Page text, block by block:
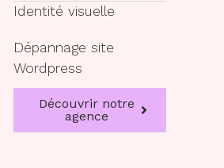
Identité visuelle
Dépannage site
Wordpress
Découvrir notre
agence